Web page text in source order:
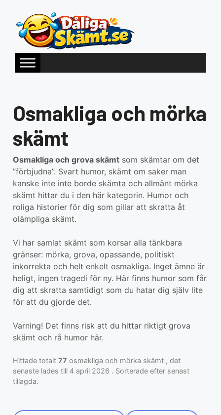
innehåll
Osmakliga och mörka
skämt
Osmakliga och grova skämt som skämtar om det
”förbjudna”. Svart humor, skämt om saker man
kanske inte inte borde skämta och allmänt mörka
skämt hittar du i den här kategorin. Humor och
roliga historier för dig som gillar att skratta åt
olämpliga skämt.
Vi har samlat skämt som korsar alla tänkbara
gränser: mörka, grova, opassande, politiskt
inkorrekta och helt enkelt osmakliga. Inget ämne är
heligt, ingen tragedi för ny. Här finns humor som får
dig att skratta samtidigt som du hatar dig själv lite
för att du gjorde det.
Varning! Det finns risk att du hittar riktigt grova
skämt och rå humor här.
Hittade totalt 77 osmakliga och mörka skämt , det
senaste lades till 4 april 2026 . Sorterade efter senast
tillagda.